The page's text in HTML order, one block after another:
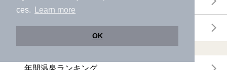
ces.
Learn more
OK
ニフティ温泉からのお知らせ
温浴施設ランキング